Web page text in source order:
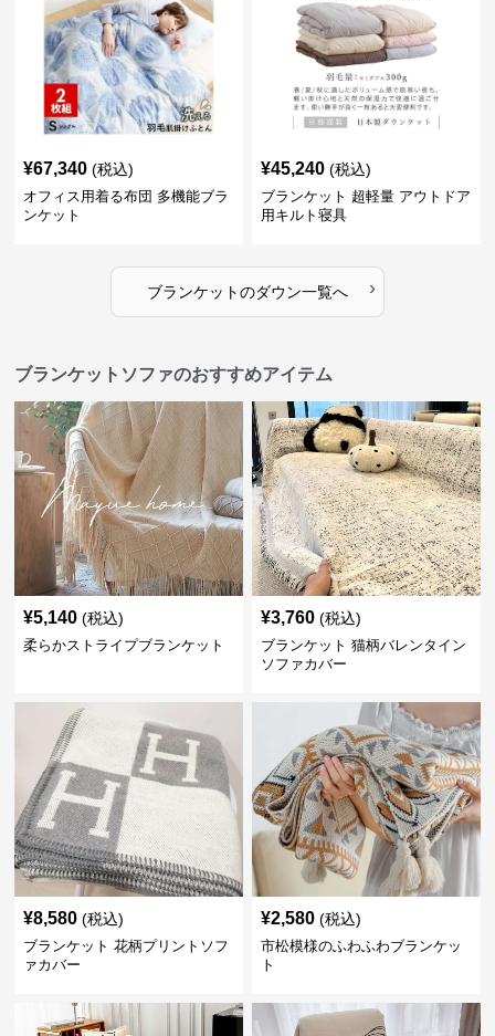
¥67,340 (税込)
オフィス用着る布団 多機能ブラ
ンケット
¥45,240 (税込)
ブランケット 超軽量 アウトドア
用キルト寝具
ブランケットのダウン一覧へ ›
ブランケットソファのおすすめアイテム
¥5,140 (税込)
柔らかストライプブランケット
¥3,760 (税込)
ブランケット 猫柄バレンタイン
ソファカバー
¥8,580 (税込)
ブランケット 花柄プリントソフ
ァカバー
¥2,580 (税込)
市松模様のふわふわブランケッ
ト